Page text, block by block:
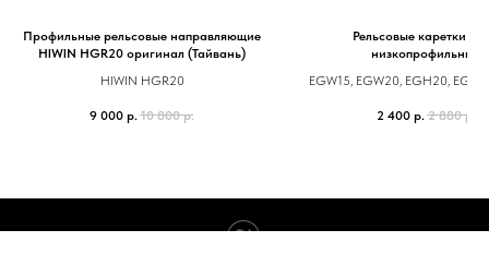
Профильные рельсовые направляющие
HIWIN HGR20 оригинал (Тайвань)
HIWIN HGR20
9 000 р. 10 800 р.
Рельсовые каретки
низкопрофильные
EGW15, EGW20, EGH20,
2 400 р. 2 880 р.
Made on Tilda